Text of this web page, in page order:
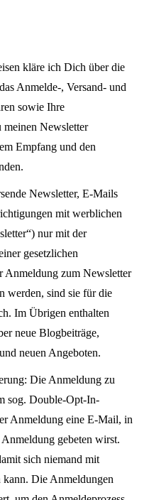
kläre ich Dich über die
Anmelde-, Versand- und
sowie Ihre
meinen Newsletter
Empfang und den
Newsletter, E-Mails
mit werblichen
nur mit der
gesetzlichen
Anmeldung zum Newsletter
werden, sind sie für die
Im Übrigen enthalten
neue Blogbeiträge,
neuen Angeboten.
Die Anmeldung zu
sog. Double-Opt-In-
Anmeldung eine E-Mail, in
gebeten wirst.
sich niemand mit
kann. Die Anmeldungen